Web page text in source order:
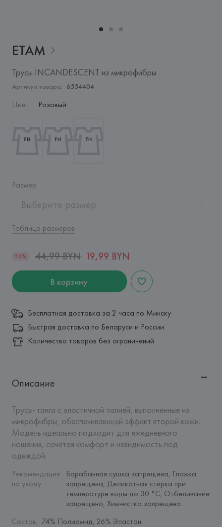
ETAM
Трусы INCANDESCENT из микрофибры
Артикул товара: 6554404
Цвет: Розовый
Размер:
Выберите размер
Таблица размеров
56% 44,99 BYN 19,99 BYN
В корзину
Бесплатная доставка за 2 часа по Минску
Быстрая доставка по Беларуси и России
Количество товаров без ограничений
Описание
Трусы-танга с эластичной талией, выполненные из
микрофибры, обеспечивающей эффект второй кожи.
Модель идеально подходит для ежедневного
ношения, сочетая комфорт и невидимость под
одеждой.
Рекомендация
по уходу:
Барабанная сушка запрещена, Глажка
запрещена, Деликатная стирка при
температуре воды до 30 °C, Отбеливание
запрещено, Химчистка запрещена
Состав: 74% Полиамид, 26% Эластан